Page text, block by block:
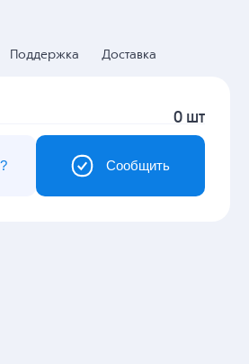
Поддержка Доставка
0 шт
Сообщить